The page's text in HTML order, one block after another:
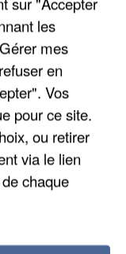
les
mes
en
Vos
pour ce site.
ou retirer
via le lien
chaque